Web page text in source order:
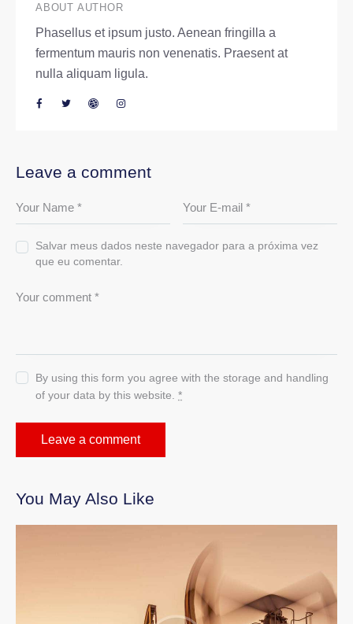
ABOUT AUTHOR
Phasellus et ipsum justo. Aenean fringilla a
fermentum mauris non venenatis. Praesent at
nulla aliquam ligula.
Leave a comment
Salvar meus dados neste navegador para a próxima vez
que eu comentar.
By using this form you agree with the storage and handling
of your data by this website.*
You May Also Like